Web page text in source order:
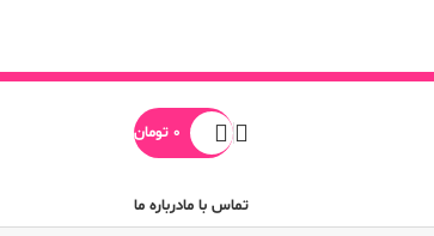
0 تومان
تماس با مادرباره ما